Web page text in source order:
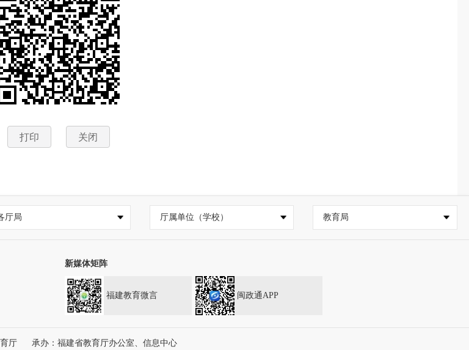
打印 关闭
厅局 厅属单位（学校） 教育局
新媒体矩阵
福建教育微言 闽政通APP
厅 承办：福建省教育厅办公室、信息中心